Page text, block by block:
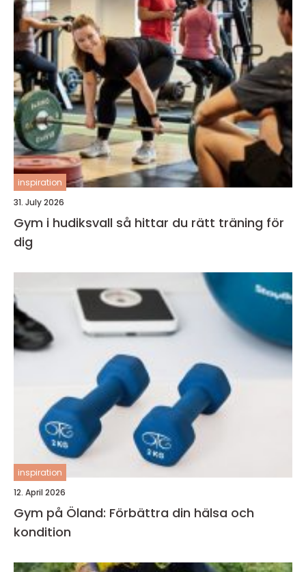
inspiration
31. July 2026
Gym i hudiksvall så hittar du rätt träning för
dig
inspiration
12. April 2026
Gym på Öland: Förbättra din hälsa och
kondition